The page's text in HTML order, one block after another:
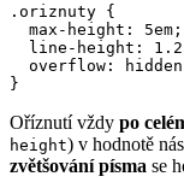
.oriznuty {
  max-height: 5em;
line-height:
overflow:
}
Oříznutí vždy po
height) v hodnotě
zvětšování písma se